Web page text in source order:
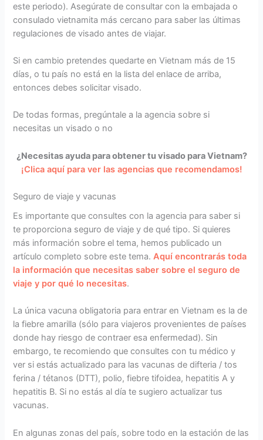
este periodo). Asegúrate de consultar con la embajada o
consulado vietnamita más cercano para saber las últimas
regulaciones de visado antes de viajar.
Si en cambio pretendes quedarte en Vietnam más de 15
días, o tu país no está en la lista del enlace de arriba,
entonces debes solicitar visado.
De todas formas, pregúntale a la agencia sobre si
necesitas un visado o no
¿Necesitas ayuda para obtener tu visado para Vietnam?
¡Clica aquí para ver las agencias que recomendamos!
Seguro de viaje y vacunas
Es importante que consultes con la agencia para saber si
te proporciona seguro de viaje y de qué tipo. Si quieres
más información sobre el tema, hemos publicado un
artículo completo sobre este tema.Aquí encontrarás toda
la información que necesitas saber sobre el seguro de
viaje y por qué lo necesitas.
La única vacuna obligatoria para entrar en Vietnam es la de
la fiebre amarilla (sólo para viajeros provenientes de países
donde hay riesgo de contraer esa enfermedad). Sin
embargo, te recomiendo que consultes con tu médico y
ver si estás actualizado para las vacunas de difteria / tos
ferina / tétanos (DTT), polio, fiebre tifoidea, hepatitis A y
hepatitis B. Si no estás al día te sugiero actualizar tus
vacunas.
En algunas zonas del país, sobre todo en la estación de las